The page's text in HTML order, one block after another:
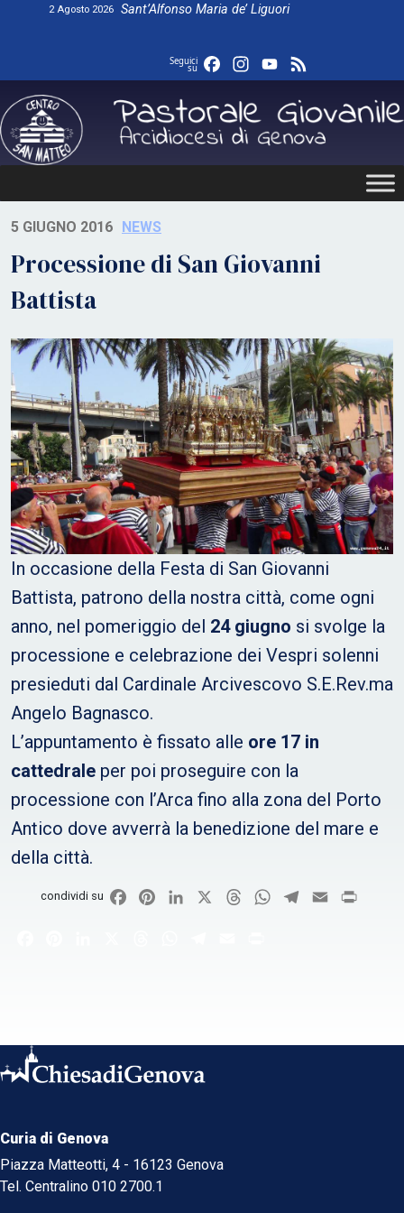
2 Agosto 2026 Sant’Alfonso Maria de’ Liguori
Seguici
su FacebookInstagram
YouTube
5 GIUGNO 2016 NEWS
Processione di San Giovanni
Battista
In occasione della Festa di San Giovanni
Battista, patrono della nostra città, come ogni
anno, nel pomeriggio del 24 giugno si svolge la
processione e celebrazione dei Vespri solenni
presieduti dal Cardinale Arcivescovo S.E.Rev.ma
Angelo Bagnasco.
L’appuntamento è fissato alle ore 17 in
cattedrale per poi proseguire con la
processione con l’Arca fino alla zona del Porto
Antico dove avverrà la benedizione del mare e
della città.
condividi su FacebookPinterestLinkedIn ThreadsWhatsApp
Telegram
Email
Curia di Genova
Piazza Matteotti, 4 - 16123 Genova
Tel. Centralino 010 2700.1